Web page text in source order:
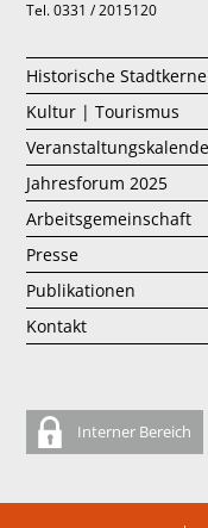
Tel. 0331 / 2015120
Historische Stadtkerne
Kultur | Tourismus
Jahresforum 2025
Arbeitsgemeinschaft
Presse
Publikationen
Kontakt
Interner Bereich